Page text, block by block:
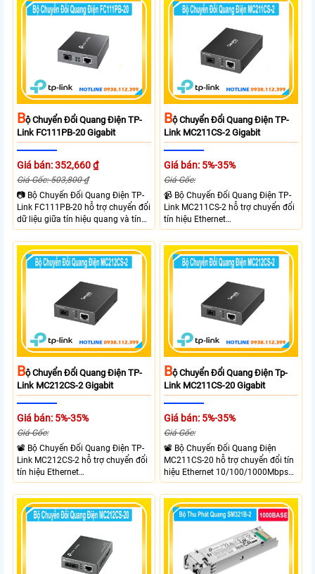
BỘ Chuyển Đổi Quang Điện TP-
Link FC111PB-20 Gigabit
Giá bán: 352,660 ₫
Giá Gốc: 503,800 ₫
📷 Bộ Chuyển Đổi Quang Điện TP-
Link FC111PB-20 hỗ trợ chuyển đổi
dữ liệu giữa tín hiệu quang và tín
hiệu điện với tốc độ 10/100Mbps,
mở rộng khoảng cách truyền lên
đến 20km. Công nghệ WDM cho
phép truyền nhận dữ liệu trên một
BỘ Chuyển Đổi Quang Điện TP-
Link MC211CS-2 Gigabit
Giá bán: 5%-35%
Giá Gốc:
📹 Bộ Chuyển Đổi Quang Điện TP-
Link MC211CS-2 hỗ trợ chuyển đổi
tín hiệu Ethernet
10/100/1000Mbps sang kết nối
cáp quang Gigabit Single Mode SC
WDM hai chiều. Trang bị 1 cổng
RJ45 Gigabit Auto MDI/MDIX và 1
liệu hai chiều đồng thời lên đến
BỘ Chuyển Đổi Quang Điện TP-
Link MC212CS-2 Gigabit
Giá bán: 5%-35%
Giá Gốc:
📽 Bộ Chuyển Đổi Quang Điện TP-
Link MC212CS-2 hỗ trợ chuyển đổi
tín hiệu Ethernet
10/100/1000Mbps sang kết nối
cáp quang Gigabit Single Mode SC
WDM hai chiều. Trang bị 1 cổng
RJ45 Gigabit Auto MDI/MDIX và 1
chiều đồng thời lên đến 20km.
BỘ Chuyển Đổi Quang Điện Tp-
Link MC211CS-20 Gigabit
Giá bán: 5%-35%
Giá Gốc:
📽 Bộ Chuyển Đổi Quang Điện
MC211CS-20 hỗ trợ chuyển đổi tín
hiệu Ethernet 10/100/1000Mbps
sang kết nối cáp quang Gigabit
Single Mode SC WDM hai chiều.
Trang bị 1 cổng RJ45 Gigabit Auto
MDI/MDIX và 1 cổng SC Gigabit hỗ
trợ truyền dữ liệu hai chiều đồng
thời lên đến 20km.